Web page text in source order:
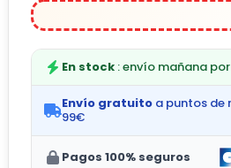
En stock : envío mañana
Envío gratuito a puntos de
99€
Pagos 100% seguros